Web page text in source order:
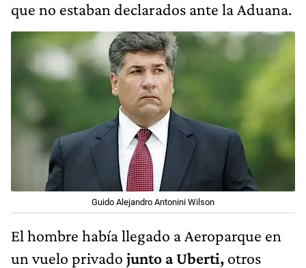
que no estaban declarados ante la Aduana.
Guido Alejandro Antonini Wilson
El hombre había llegado a Aeroparque en
un vuelo privado junto a Uberti, otros